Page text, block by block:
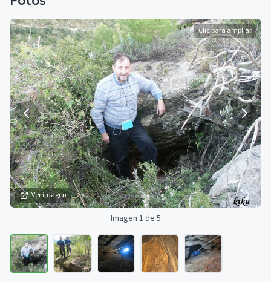
Ver imagen
Clic para ampliar
Imagen 1 de 5